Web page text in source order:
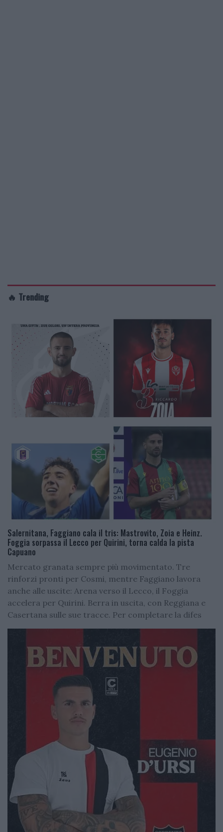
🔥 Trending
Salernitana, Faggiano cala il tris: Mastrovito, Zoia e Heinz.
Foggia sorpassa il Lecco per Quirini, torna calda la pista
Capuano
Mercato granata sempre più movimentato. Tre
rinforzi pronti per Cosmi, mentre Faggiano lavora
anche alle uscite: Arena verso il Lecco, il Foggia
accelera per Quirini. Berra in uscita, con Reggiana e
Casertana sulle sue tracce. Per completare la difes